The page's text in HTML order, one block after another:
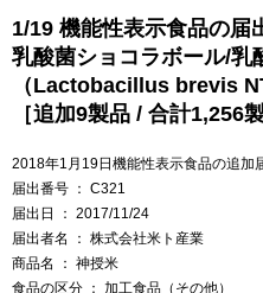
1/19 機能性表示食品の
乳酸菌ショコラボール/乳
（Lactobacillus brevis
［追加9製品 / 合計1,256
2018年1月19日機能性表示食品の追加
届出番号 ： C321
届出日 ： 2017/11/24
届出者名 ： 株式会社米ト産業
商品名 ： 神授米
食品の区分 ： 加工食品（その他）